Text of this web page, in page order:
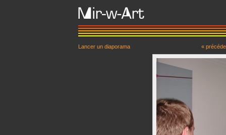
Lancer un diaporama «